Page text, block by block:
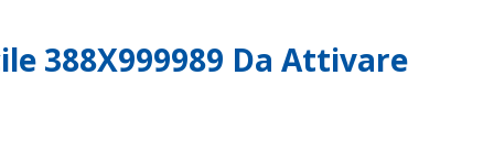
388X999989 Da Attivare